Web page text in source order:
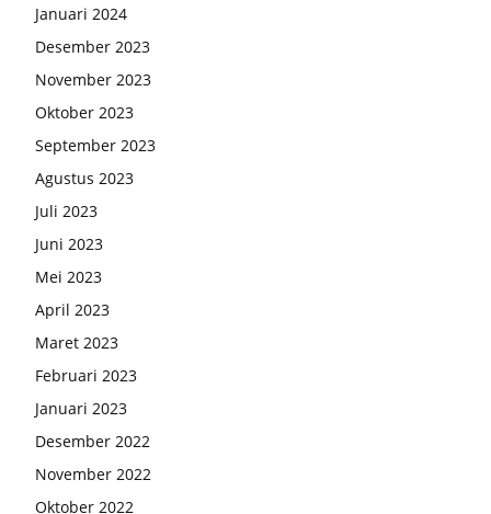
Januari 2024
Desember 2023
November 2023
Oktober 2023
September 2023
Agustus 2023
Juli 2023
Juni 2023
Mei 2023
April 2023
Maret 2023
Februari 2023
Januari 2023
Desember 2022
November 2022
Oktober 2022